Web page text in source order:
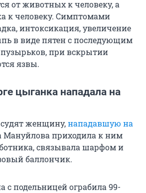
от животных к человеку, а
к человеку. Симптомами
интоксикация, увеличение
в виде пятен с последующим
при вскрытии
язвы.
цыганка нападала на
женщину,нападавшую на
Мануйлова приходила к ним
связывала шарфом и
баллончик.
с подельницей ограбила 99-